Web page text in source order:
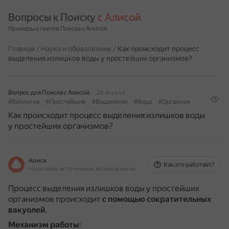
Вопросы к Поиску с Алисой
Примеры ответов Поиска с Алисой
Главная / Наука и образование / Как происходит процесс
выделения излишков воды у простейших организмов?
Вопрос для Поиска с Алисой
24 апреля
#Биология
#Простейшие #Выделение #Вода #Организм
Как происходит процесс выделения излишков воды
у простейших организмов?
Алиса
На основе источников, возможны неточности
Как это работает?
Процесс выделения излишков воды у простейших
организмов происходит с помощью сократительных
вакуолей.
Механизм работы: